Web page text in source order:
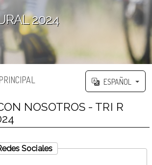
2024
ESPAÑOL
NOSOTROS - TRI R
Sociales